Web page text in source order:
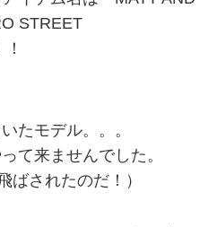
STREET
たモデル。。。
て来ませんでした。
ばされたのだ！）